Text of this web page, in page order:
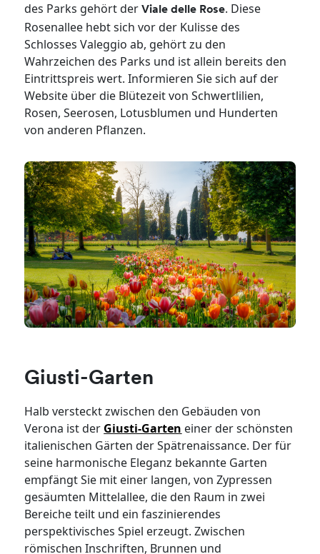
des Parks gehört derViale delle Rose. Diese
Rosenallee hebt sich vor der Kulisse des
Schlosses Valeggio ab, gehört zu den
Wahrzeichen des Parks und ist allein bereits den
Eintrittspreis wert. Informieren Sie sich auf der
Website über die Blütezeit von Schwertlilien,
Rosen, Seerosen, Lotusblumen und Hunderten
von anderen Pflanzen.
Giusti-Garten
Halb versteckt zwischen den Gebäuden von
Verona ist der Giusti-Garten einer der schönsten
italienischen Gärten der Spätrenaissance. Der für
seine harmonische Eleganz bekannte Garten
empfängt Sie mit einer langen, von Zypressen
gesäumten Mittelallee, die den Raum in zwei
Bereiche teilt und ein faszinierendes
perspektivisches Spiel erzeugt. Zwischen
römischen Inschriften, Brunnen und